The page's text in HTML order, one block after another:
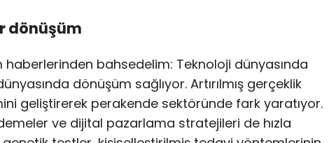
dönüşüm
bahsedelim: Teknoloji dünyasında
dönüşüm sağlıyor. Artırılmış gerçeklik
geliştirerek perakende sektöründe fark yaratıyor.
ve dijital pazarlama stratejileri de hızla